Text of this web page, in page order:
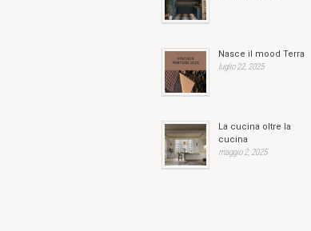
Nasce il mood Terra
luglio 22, 2025
La cucina oltre la
cucina
maggio 2, 2025